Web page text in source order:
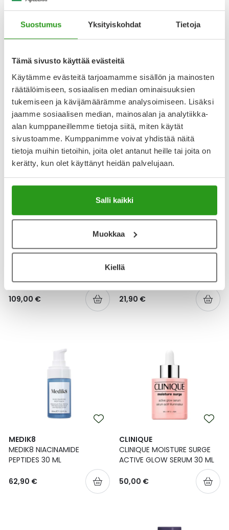
Suostumus Yksityiskohdat Tietoja
Tämä sivusto käyttää evästeitä
Käytämme evästeitä tarjoamamme sisällön ja mainosten
räätälöimiseen, sosiaalisen median ominaisuuksien
tukemiseen ja kävijämäärämme analysoimiseen. Lisäksi
jaamme sosiaalisen median, mainosalan ja analytiikka-
alan kumppaneillemme tietoja siitä, miten käytät
sivustoamme. Kumppanimme voivat yhdistää näitä
tietoja muihin tietoihin, joita olet antanut heille tai joita on
kerätty, kun olet käyttänyt heidän palvelujaan.
Salli kaikki
Muokkaa
Kiellä
ML
38,90 €
VITAMIN C 30 ML
53,90 €
DERMALOGICA
POWERBRIGHT DARK SPOT
109,00 €
AVEENO
AVEENO CALM+RESTORE
TRIPLE OAT SERUM 30 ML
21,90 €
MEDIK8
MEDIK8 NIACINAMIDE
PEPTIDES 30 ML
62,90 €
CLINIQUE
CLINIQUE MOISTURE SURGE
ACTIVE GLOW SERUM 30 ML
50,00 €